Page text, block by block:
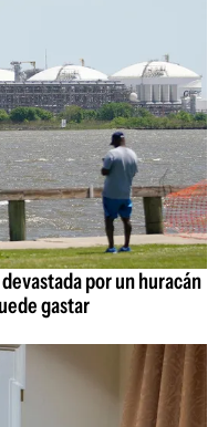
por un huracán
gastar